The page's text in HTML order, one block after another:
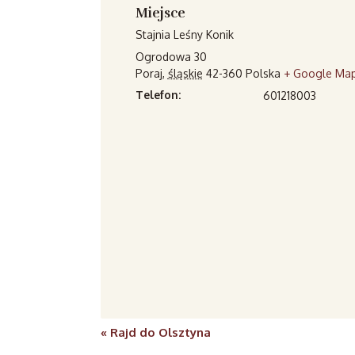
Miejsce
Stajnia Leśny Konik
Ogrodowa 30
Poraj, śląskie 42-360 Polska + Google
Telefon:
601218003
« Rajd do Olsztyna